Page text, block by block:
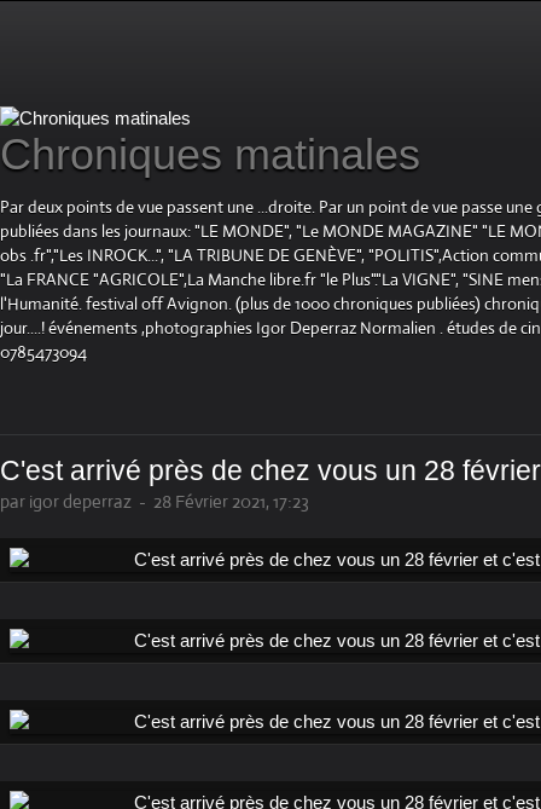
Chroniques matinales
Par deux points de vue passent une ...droite. Par un point de vue passe
publiées dans les journaux: "LE MONDE", "Le MONDE MAGAZINE" "LE
obs .fr","Les INROCK...", "LA TRIBUNE DE GENÈVE", "POLITIS",Action
"La FRANCE "AGRICOLE",La Manche libre.fr "le Plus"."La VIGNE", "SINE
l'Humanité. festival off Avignon. (plus de 1000 chroniques publiées)
jour....! événements ,photographies Igor Deperraz Normalien . études de
0785473094
C'est arrivé près de chez vous un 28
par igor deperraz - 28 Février 2021, 17:23